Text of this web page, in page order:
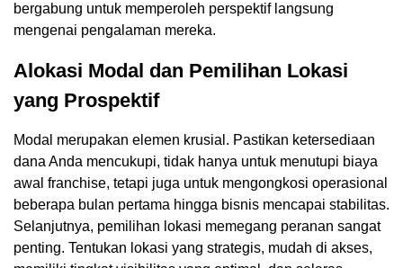
bergabung untuk memperoleh perspektif langsung
mengenai pengalaman mereka.
Alokasi Modal dan Pemilihan Lokasi
yang Prospektif
Modal merupakan elemen krusial. Pastikan ketersediaan
dana Anda mencukupi, tidak hanya untuk menutupi biaya
awal franchise, tetapi juga untuk mengongkosi operasional
beberapa bulan pertama hingga bisnis mencapai stabilitas.
Selanjutnya, pemilihan lokasi memegang peranan sangat
penting. Tentukan lokasi yang strategis, mudah di akses,